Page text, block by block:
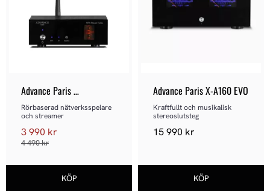
Advance Paris
WTX‑StreamTubes
Rörbaserad nätverksspelare
och streamer
3 990 kr
4 490kr
Advance Paris X-A160 EVO
Kraftfullt och musikalisk
stereoslutsteg
15 990 kr